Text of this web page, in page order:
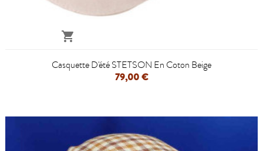

Casquette D'été STETSON En Coton Beige
79,00 €